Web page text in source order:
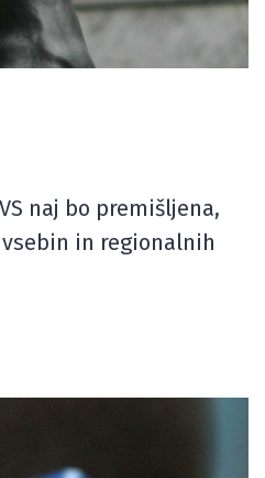
naj bo premišljena,
in regionalnih